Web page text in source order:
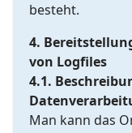
besteht.
4.
von Logfiles
4.1.
Man kann das